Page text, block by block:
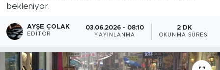
bekleniyor.
AYŞE ÇOLAK
EDITÖR
03.06.2026 - 08:10
YAYINLANMA
2 DK
OKUNMA SÜRESI